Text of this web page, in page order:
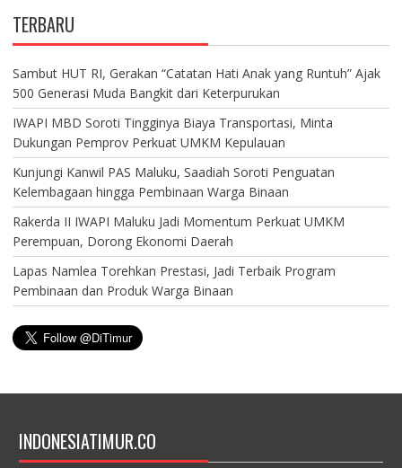
TERBARU
Sambut HUT RI, Gerakan “Catatan Hati Anak yang Runtuh” Ajak
500 Generasi Muda Bangkit dari Keterpurukan
IWAPI MBD Soroti Tingginya Biaya Transportasi, Minta
Dukungan Pemprov Perkuat UMKM Kepulauan
Kunjungi Kanwil PAS Maluku, Saadiah Soroti Penguatan
Kelembagaan hingga Pembinaan Warga Binaan
Rakerda II IWAPI Maluku Jadi Momentum Perkuat UMKM
Perempuan, Dorong Ekonomi Daerah
Lapas Namlea Torehkan Prestasi, Jadi Terbaik Program
Pembinaan dan Produk Warga Binaan
INDONESIATIMUR.CO